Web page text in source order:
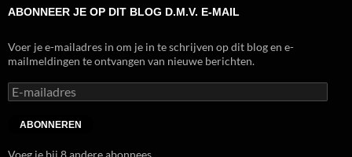
ABONNEER JE OP DIT BLOG D.M.V. E-MAIL
Voer je e-mailadres in om je in te schrijven op dit blog en e-
mailmeldingen te ontvangen van nieuwe berichten.
E-
mailadres
ABONNEREN
Voeg je bij 8 andere abonnees